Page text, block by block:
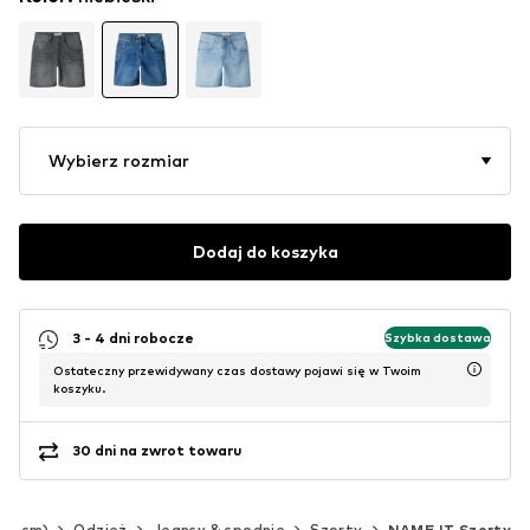
Wybierz rozmiar
Dodaj do koszyka
3 - 4 dni robocze Szybka dostawa
Ostateczny przewidywany czas dostawy pojawi się w Twoim
koszyku.
30 dni na zwrot towaru